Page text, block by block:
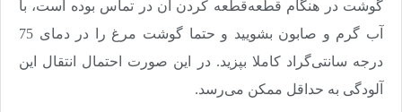
گوشت در هنگام قطعه‌قطعه کردن آن در تماس بوده است، با
آب گرم و صابون بشویید و حتما گوشت مرغ را در دمای 75
درجه سانتی‌گراد کاملا بپزید. در این صورت احتمال انتقال این
آلودگی به حداقل ممکن می‌رسد.